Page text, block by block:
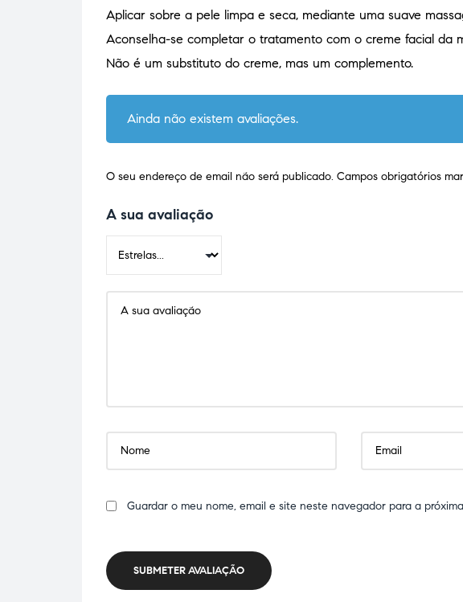
Aplicar sobre a pele limpa e seca, mediante uma suave
Aconselha-se completar o tratamento com o creme facial da
Não é um substituto do creme, mas um complemento.
Ainda não existem avaliações.
O seu endereço de email não será publicado. Campos obrigatórios
A sua avaliação
Guardar o meu nome, email e site neste navegador para a
SUBMETER AVALIAÇÃO